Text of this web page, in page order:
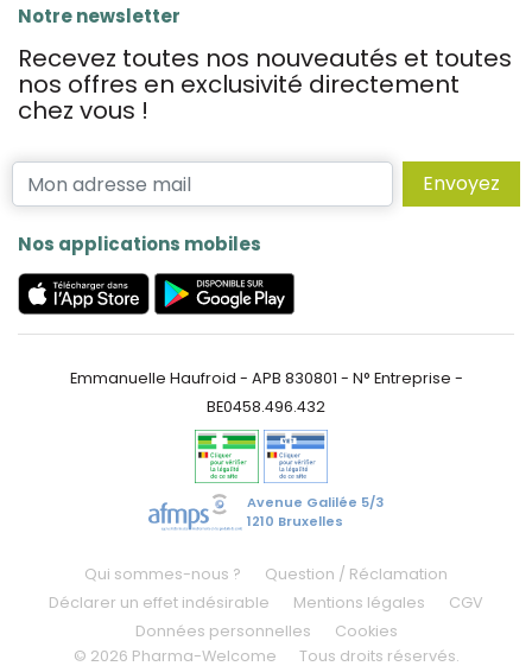
Notre newsletter
Recevez toutes nos nouveautés et toutes
nos offres en exclusivité directement
chez vous !
Envoyez
Nos applications mobiles
Emmanuelle Haufroid - APB 830801 - N° Entreprise -
BE0458.496.432
Avenue Galilée 5/3
1210 Bruxelles
Qui sommes-nous ?
Question / Réclamation
Déclarer un effet indésirable
Mentions légales
CGV
Données personnelles
Cookies
© 2026 Pharma-Welcome
Tous droits réservés.